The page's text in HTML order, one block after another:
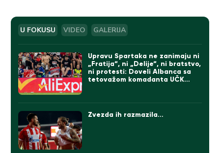
U FOKUSU VIDEO GALERIJA
Upravu Spartaka ne zanimaju ni
„Fratija“, ni „Delije“, ni bratstvo,
ni protesti: Doveli Albanca sa
tetovažom komadanta UČK
Zvezda ih razmazila…